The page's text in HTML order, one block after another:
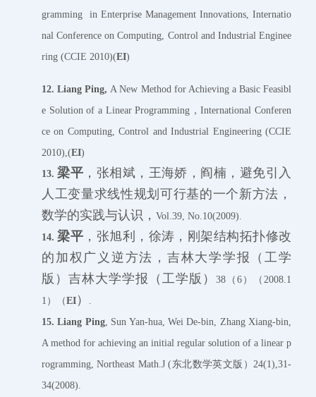
gramming in Enterprise Management Innovations, Internatio
nal Conference on Computing, Control and Industrial Enginee
ring (CCIE 2010)(EI)
12.Liang Ping, A New Method for Achieving a Basic Feasibl
e Solution of a Linear Programming，International Conferen
ce on Computing, Control and Industrial Engineering (CCIE
2010),(EI)
13.梁平 ，张相斌，王海娇，阎楠，避免引入
人工变量求线性规划可行基的一个新方法，
数学的实践与认识， Vol.39, No.10(2009).
14.梁平 ，张旭利，徐涛，刚架结构拓扑修改
的加权广义逆方法，吉林大学学报（工学
版）吉林大学学报（工学版）
38（6）（2008.1
1）（EI ）
15.Liang Ping, Sun Yan-hua, Wei De-bin, Zhang Xiang-bin,
A method for achieving an initial regular solution of a linear p
rogramming, Northeast Math.J (东北数学英文版）24(1),31-
34(2008).